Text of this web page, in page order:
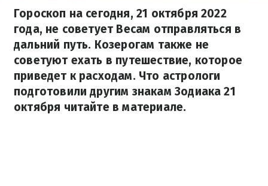
Гороскоп на сегодня, 21 октября 2022
года, не советует Весам отправляться в
дальний путь. Козерогам также не
советуют ехать в путешествие, которое
приведет к расходам. Что астрологи
подготовили другим знакам Зодиака 21
октября читайте в материале.